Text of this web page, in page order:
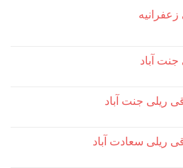
آباد
آباد